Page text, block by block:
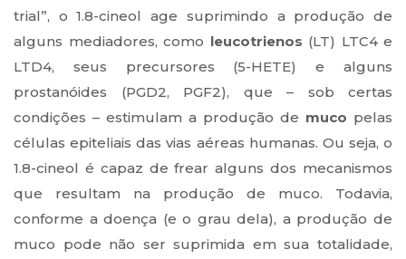
trial”, o 1.8-cineol age suprimindo a produção de
alguns mediadores, como leucotrienos (LT) LTC4 e
LTD4, seus precursores (5-HETE) e alguns
prostanóides (PGD2, PGF2), que – sob certas
condições – estimulam a produção de muco pelas
células epiteliais das vias aéreas humanas. Ou seja, o
1.8-cineol é capaz de frear alguns dos mecanismos
que resultam na produção de muco. Todavia,
conforme a doença (e o grau dela), a produção de
muco pode não ser suprimida em sua totalidade,